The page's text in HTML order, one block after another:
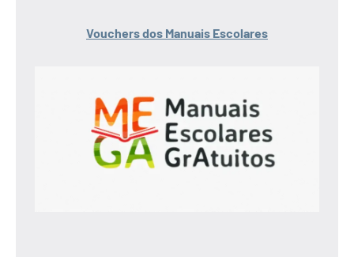
Vouchers dos Manuais Escolares